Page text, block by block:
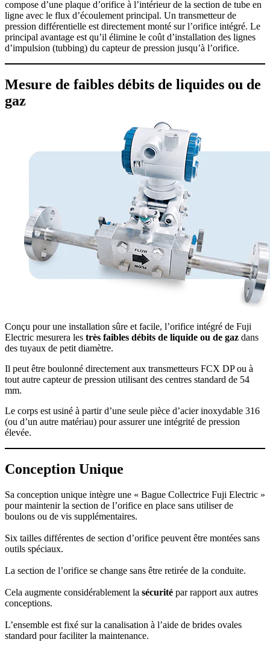
compose d’une plaque d’orifice à l’intérieur de la section de tube en
ligne avec le flux d’écoulement principal. Un transmetteur de
pression différentielle est directement monté sur l’orifice intégré. Le
principal avantage est qu’il élimine le coût d’installation des lignes
d’impulsion (tubbing) du capteur de pression jusqu’à l’orifice.
Mesure de faibles débits de liquides ou de
gaz
Conçu pour une installation sûre et facile, l’orifice intégré de Fuji
Electric mesurera les très faibles débits de liquide ou de gaz dans
des tuyaux de petit diamètre.
Il peut être boulonné directement aux transmetteurs FCX DP ou à
tout autre capteur de pression utilisant des centres standard de 54
mm.
Le corps est usiné à partir d’une seule pièce d’acier inoxydable 316
(ou d’un autre matériau) pour assurer une intégrité de pression
élevée.
Conception Unique
Sa conception unique intègre une « Bague Collectrice Fuji Electric »
pour maintenir la section de l’orifice en place sans utiliser de
boulons ou de vis supplémentaires.
Six tailles différentes de section d’orifice peuvent être montées sans
outils spéciaux.
La section de l’orifice se change sans être retirée de la conduite.
Cela augmente considérablement la sécurité par rapport aux autres
conceptions.
L’ensemble est fixé sur la canalisation à l’aide de brides ovales
standard pour faciliter la maintenance.